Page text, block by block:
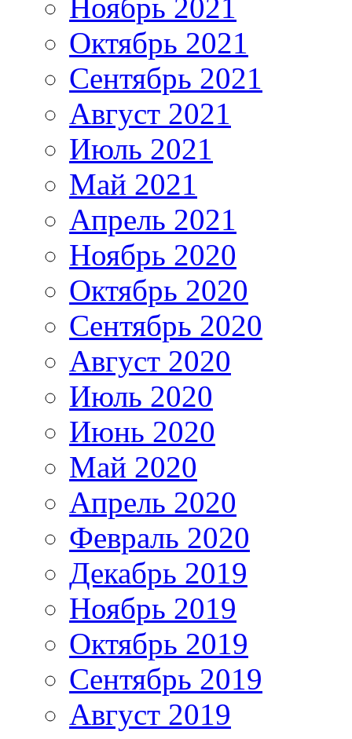
Ноябрь 2021
Октябрь 2021
Сентябрь 2021
Август 2021
Июль 2021
Май 2021
Апрель 2021
Ноябрь 2020
Октябрь 2020
Сентябрь 2020
Август 2020
Июль 2020
Июнь 2020
Май 2020
Апрель 2020
Февраль 2020
Декабрь 2019
Ноябрь 2019
Октябрь 2019
Сентябрь 2019
Август 2019